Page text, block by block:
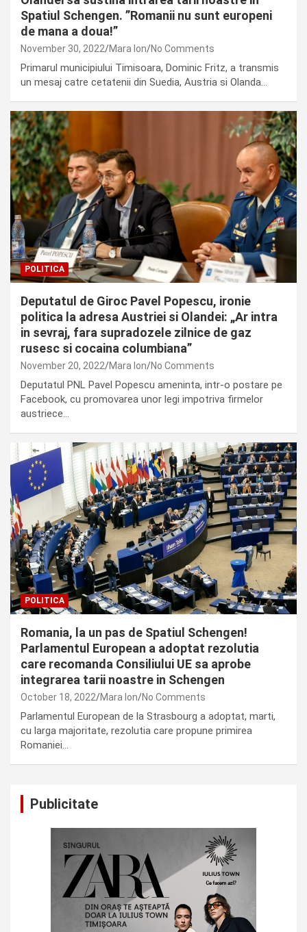
Spatiul Schengen. ”Romanii nu sunt europeni
de mana a doua!”
November 30, 2022 Mara Ion No Comments
Primarul municipiului Timisoara, Dominic Fritz, a transmis
un mesaj catre cetatenii din Suedia, Austria si Olanda…
POLITICA
Deputatul de Giroc Pavel Popescu, ironie
politica la adresa Austriei si Olandei: „Ar intra
in sevraj, fara supradozele zilnice de gaz
rusesc si cocaina columbiana”
November 20, 2022 Mara Ion No Comments
Deputatul PNL Pavel Popescu ameninta, intr-o postare pe
Facebook, cu promovarea unor legi impotriva firmelor
austriece…
POLITICA
Romania, la un pas de Spatiul Schengen!
Parlamentul European a adoptat rezolutia
care recomanda Consiliului UE sa aprobe
integrarea tarii noastre in Schengen
October 18, 2022 Mara Ion No Comments
Parlamentul European de la Strasbourg a adoptat, marti,
cu larga majoritate, rezolutia care propune primirea
Romaniei…
Publicitate